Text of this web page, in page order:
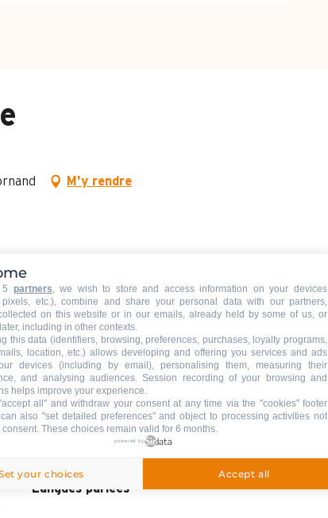
M'y rendre
Langues parlées
Langues parlées
5 partners , we wish to store and access information on your devices
pixels, etc.), combine and share your personal data with our partners,
on this website or in our emails, already held by some of us, or
including in other contexts.
this data (identifiers, browsing, preferences, purchases, loyalty programs,
location, etc.) allows developing and offering you services and ads
devices (including by email), personalising them, measuring their
and analysing audiences. Session recording of your browsing and
helps improve your experience.
all" and withdraw your consent at any time via the "cookies" footer
can also "set detailed preferences" and object to processing activities not
These choices remain valid for 6 months.
powered by
your choices Accept all